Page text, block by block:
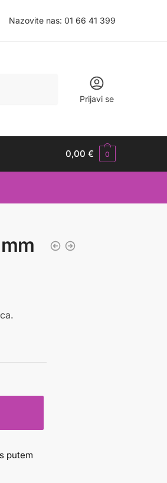
Nazovite nas: 01 66 41 399
Prijavi se
0,00€ 0
putem